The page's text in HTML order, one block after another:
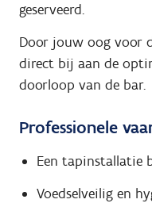
geserveerd.
Door jouw oog voor
direct bij aan de
doorloop van de bar.
Professionele
Een tapinstallatie
Voedselveilig en